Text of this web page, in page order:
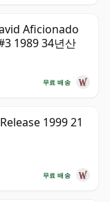
Aficionado
1989 34년산
무료 배송
1999 21
무료 배송